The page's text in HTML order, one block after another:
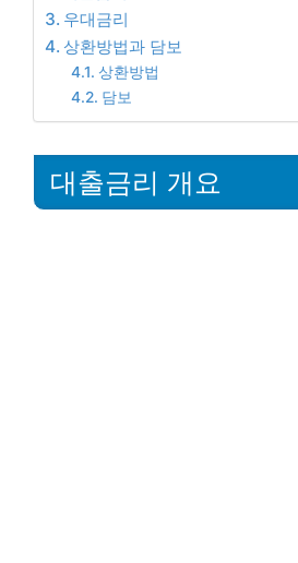
우대금리
상환방법과 담보
상환방법
담보
대출금리 개요